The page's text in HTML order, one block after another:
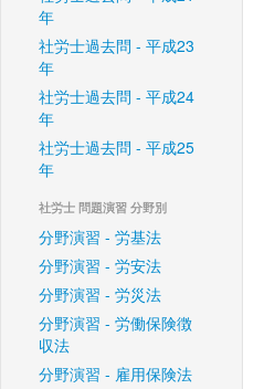
年
社労士過去問 - 平成23
年
社労士過去問 - 平成24
年
社労士過去問 - 平成25
年
社労士 問題演習 分野別
分野演習 - 労基法
分野演習 - 労安法
分野演習 - 労災法
分野演習 - 労働保険徴
収法
分野演習 - 雇用保険法